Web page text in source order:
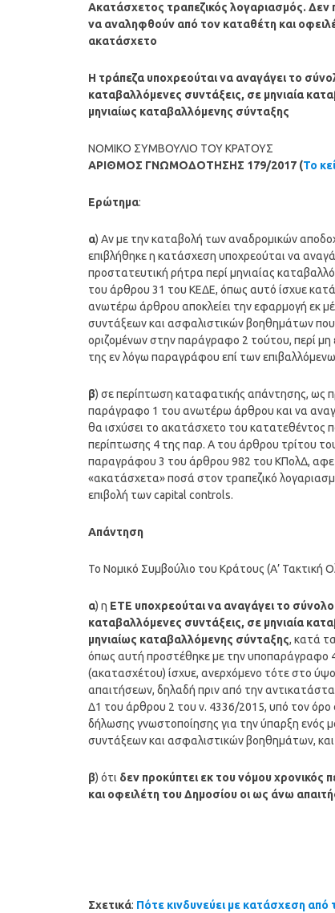
Ακατάσχετος τραπεζικός λογαριασμός. Δεν
να αναληφθούν από τον καταθέτη και
ακατάσχετο
Η τράπεζα υποχρεούται να αναγάγει το
καταβαλλόμενες συντάξεις, σε μηνιαία
μηνιαίως καταβαλλόμενης σύνταξης
ΝΟΜΙΚΟ ΣΥΜΒΟΥΛΙΟ ΤΟΥ ΚΡΑΤΟΥΣ
ΑΡΙΘΜΟΣ ΓΝΩΜΟΔΟΤΗΣΗΣ 179/2017 (Το
Ερώτημα:
α) Αν με την καταβολή των αναδρομικών
επιβλήθηκε η κατάσχεση υποχρεούται να
προστατευτική ρήτρα περί μηνιαίας
του άρθρου 31 του ΚΕΔΕ, όπως αυτό ίσχυε
ανωτέρω άρθρου αποκλείει την εφαρμογή εκ
συντάξεων και ασφαλιστικών βοηθημάτων
οριζομένων στην παράγραφο 2 τούτου, περί μη
της εν λόγω παραγράφου επί των
β) σε περίπτωση καταφατικής απάντησης, ως
παράγραφο 1 του ανωτέρω άρθρου και να
θα ισχύσει το ακατάσχετο του κατατεθέντος
περίπτωσης 4 της παρ. Α του άρθρου τρίτου
παραγράφου 3 του άρθρου 982 του ΚΠολΔ,
«ακατάσχετα» ποσά στον τραπεζικό
επιβολή των capital controls.
Απάντηση
Το Νομικό Συμβούλιο του Κράτους (Α’ Τακτική
α) η ΕΤΕ υποχρεούται να αναγάγει το
καταβαλλόμενες συντάξεις, σε μηνιαία
μηνιαίως καταβαλλόμενης σύνταξης, κατά
όπως αυτή προστέθηκε με την υποπαράγραφο
(ακατασχέτου) ίσχυε, ανερχόμενο τότε στο
απαιτήσεων, δηλαδή πριν από την
Δ1 του άρθρου 2 του ν. 4336/2015, υπό τον όρο
δήλωσης γνωστοποίησης για την ύπαρξη ενός
συντάξεων και ασφαλιστικών βοηθημάτων, και
β) ότι δεν προκύπτει εκ του νόμου χρονικός
και οφειλέτη του Δημοσίου οι ως άνω
Σχετικά: Πότε κινδυνεύει με κατάσχεση από